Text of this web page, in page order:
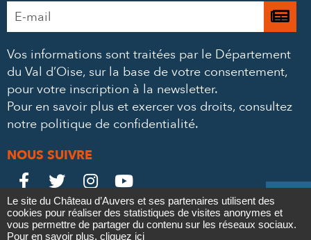
Contact
Adresse
e-
*
Je
à
Vos informations sont traitées par le Département
du Val d’Oise, sur la base de votre consentement,
pour votre inscription à la newsletter.
Pour en savoir plus et exercer vos droits, consultez
notre politique de confidentialité.
NOUS SUIVRE
Le
Château

Le
Château

Le
Château

Le
Château

Mentions légales Politique de confidentialité
Crédits
Partenaires & Mécènes
Recrutement
Le site du Château d’Auvers et ses partenaires utilisent des
cookies pour réaliser des statistiques de visites anonymes et
vous permettre de partager du contenu sur les réseaux sociaux.
Pour en savoir plus, cliquez ici